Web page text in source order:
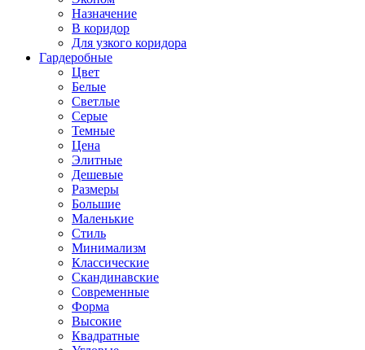
Назначение
В коридор
Для узкого коридора
Гардеробные
Цвет
Белые
Светлые
Серые
Темные
Цена
Элитные
Дешевые
Размеры
Большие
Маленькие
Стиль
Минимализм
Классические
Скандинавские
Современные
Форма
Высокие
Квадратные